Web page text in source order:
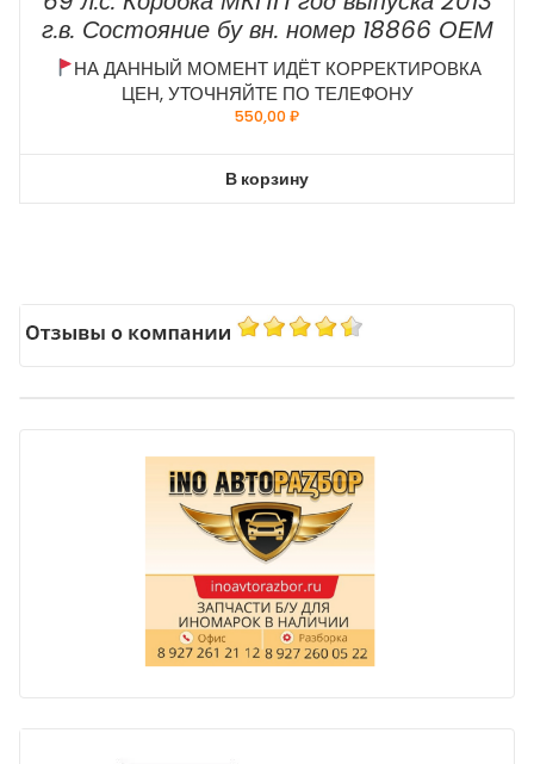
г.в. Состояние бу вн. номер 18866 ОЕМ
НА ДАННЫЙ МОМЕНТ ИДЁТ КОРРЕКТИРОВКА
ЦЕН, УТОЧНЯЙТЕ ПО ТЕЛЕФОНУ
550,00₽
В корзину